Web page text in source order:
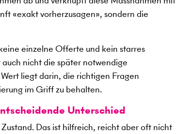
«exakt vorherzusagen», sondern die
einzelne Offerte und kein starres
nicht die später notwendige
liegt darin, die richtigen Fragen
im Griff zu behalten.
Unterschied
Das ist hilfreich, reicht aber oft nicht